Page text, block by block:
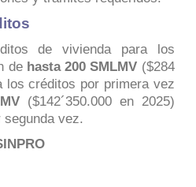
de vivienda para los
de hasta 200 SMLMV ($284
los créditos por primera vez
($142´350.000 en 2025)
vez.